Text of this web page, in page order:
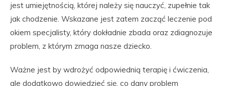
jest umiejętnością, której należy się nauczyć, zupełnie tak
jak chodzenie. Wskazane jest zatem zacząć leczenie pod
okiem specjalisty, który dokładnie zbada oraz zdiagnozuje
problem, z którym zmaga nasze dziecko.
Ważne jest by wdrożyć odpowiednią terapię i ćwiczenia,
ale dodatkowo dowiedzieć się, co dany problem